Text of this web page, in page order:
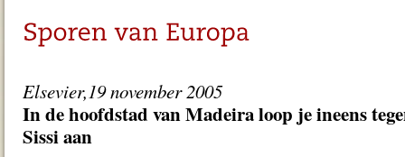
Elsevier,19 november 2005
In de hoofdstad van Madeira loop je ineens
Sissi aan